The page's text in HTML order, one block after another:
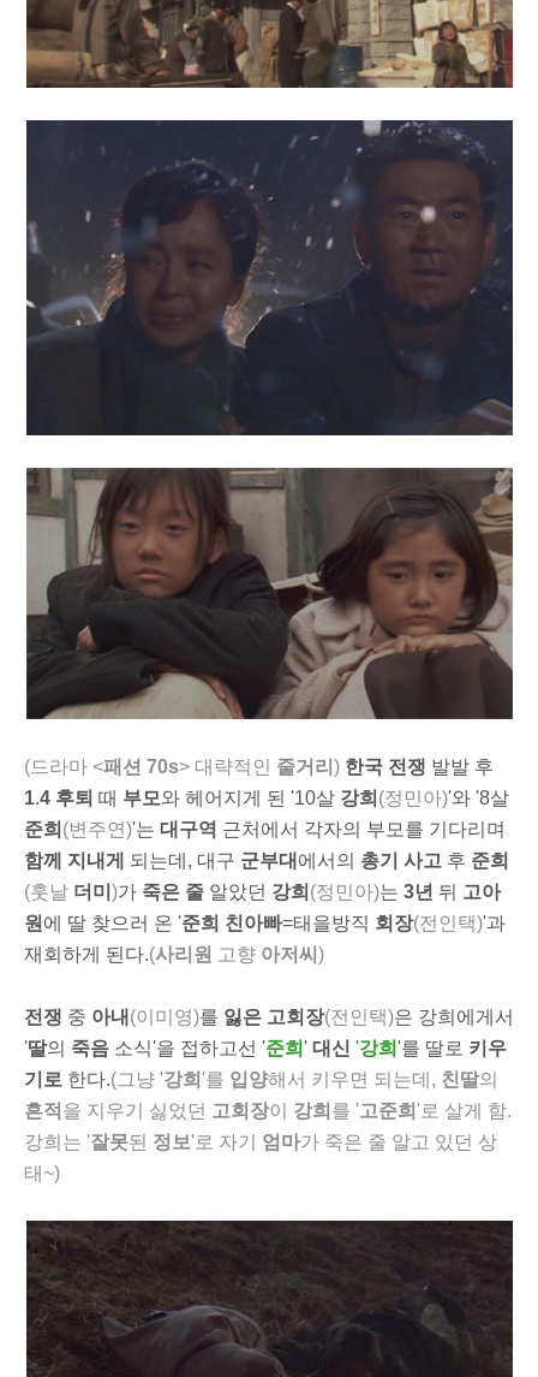
(드라마 <패 션 70s> 대략적인 줄거리 ) 한국 전쟁 발발 후
1.4 후퇴 때 부모와 헤어지게 된 '10살 강희 (정민아)'와 '8살
준희 (변주연)'는 대구역 근처에서 각자의 부모를 기다리며
함께 지내게
되는데, 대구 군부대 에서의 총기 사고 후 준희
(훗날 더미 )가 죽은 줄 알았던 강희 (정민아)는 3년 뒤 고아
원 에 딸 찾으러 온 '준희 친아빠=태을방직 회장(전인택)'과
재회하게 된다.(사리원 고향 아저씨 )
전쟁 중 아내 (이미영)를 잃은 고회장(전인택)은 강희에게서
'딸의 죽음 소식'을 접하고선 '준희 ' 대신 '강희 '를 딸로 키우
기로 한다.(그냥 '강희 '를 입양해서 키우면 되는데, 친딸의
흔적 을 지우기 싫었던 고회장이 강희 를 '고준희 '로 살게 함.
강희는 '잘못된 정보'로 자기 엄마가 죽은 줄 알고 있던 상
태~)